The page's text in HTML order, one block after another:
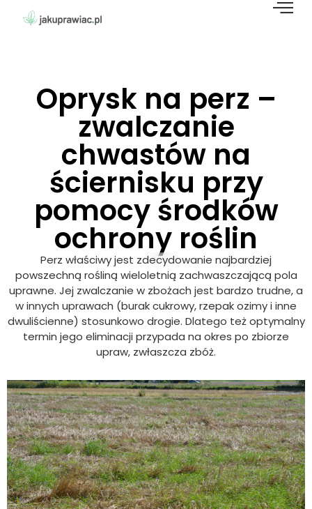
Oprysk na perz –
zwalczanie
chwastów na
ściernisku przy
pomocy środków
ochrony roślin
Perz właściwy jest zdecydowanie najbardziej
powszechną rośliną wieloletnią zachwaszczającą pola
uprawne. Jej zwalczanie w zbożach jest bardzo trudne, a
w innych uprawach (burak cukrowy, rzepak ozimy i inne
dwuliścienne) stosunkowo drogie. Dlatego też optymalny
termin jego eliminacji przypada na okres po zbiorze
upraw, zwłaszcza zbóż.